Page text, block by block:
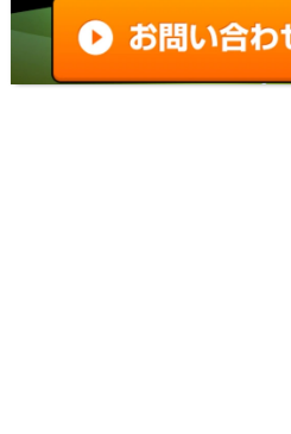
【バイオレクイエムMOD
レームワーク)の使い方とダ